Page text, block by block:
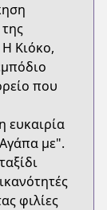
Κιόκο,
που
ευκαιρία
με".
φιλίες